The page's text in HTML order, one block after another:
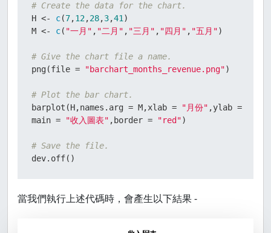
# Create the data for the chart.
H <- c(7,12 ,28,3,41 )
M <- c( "一月" , "二月" , "三月" , "四月" , "五月")
# Give the chart file a name.
png(file = "barchart_months_revenue.png")
# Plot the bar chart.
barplot (H,names.arg = M,xlab = "月份" ,ylab =
main = "收入圖表" , border = "red")
# Save the file.
dev.off( )
當我們執行上述代碼時，會產生以下結果 -